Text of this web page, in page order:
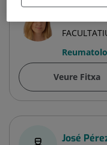
Veure Fitxa
José